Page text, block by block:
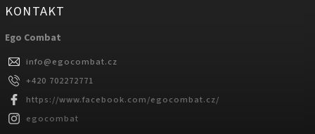
KONTAKT
Ego Combat
info@egocombat.cz
+420 702272771
https://www.facebook.com/egocombat.cz/
egocombat